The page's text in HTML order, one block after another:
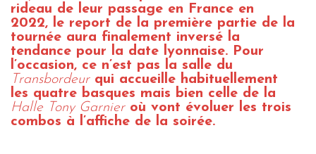
rideau de leur passage en France en
2022, le report de la première partie de la
tournée aura finalement inversé la
tendance pour la date lyonnaise. Pour
l’occasion, ce n’est pas la salle du
Transbordeurqui accueille habituellement
les quatre basques mais bien celle de la
Halle Tony Garnieroù vont évoluer les trois
combos à l’affiche de la soirée.